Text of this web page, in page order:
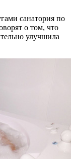
санатория по
о том, что
улучшила